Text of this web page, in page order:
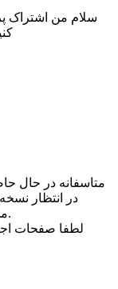
سلام من اشتراک
متاسفانه در حال
در انتظار
محض انتشار روی سایت قرار بدیم.
لطفا صفحات